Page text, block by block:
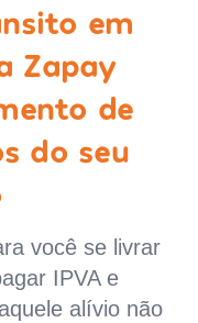
em
Zapay
de
do seu
você se livrar
IPVA e
alívio não